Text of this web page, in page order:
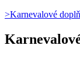
>Karnevalové